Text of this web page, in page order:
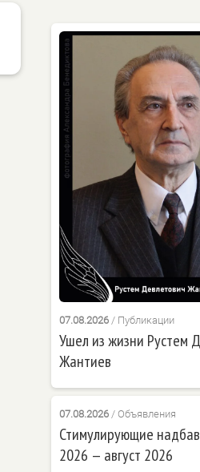
07.08.2026/ Публикации
Ушел из жизни Рустем
Жантиев
07.08.2026/ Объявления
Стимулирующие
2026 — август 2026